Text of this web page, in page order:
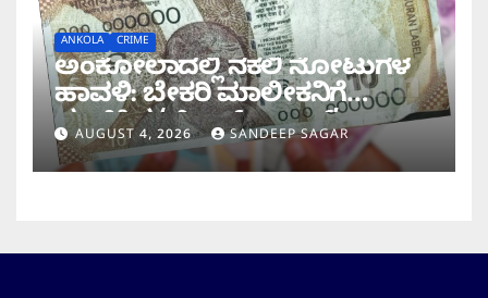
ANKOLA CRIME
ಅಂಕೋಲಾದಲ್ಲಿ ನಕಲಿ ನೋಟುಗಳ
ಹಾವಳಿ: ಬೇಕರಿ ಮಾಲೀಕನಿಗೆ
ವಂಚಿಸಿದ ‘ಚಿಲ್ಡ್ರನ್ ಬ್ಯಾಂಕ್’
ನೋಟು!
AUGUST 4, 2026 SANDEEP SAGAR